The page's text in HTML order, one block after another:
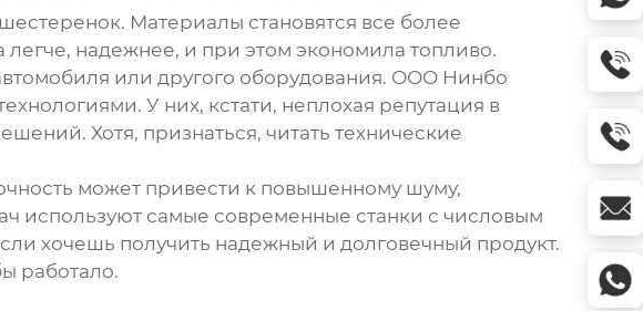
Материалы становятся все более
надежнее, и при этом экономила топливо.
или другого оборудования. ООО Нинбо
У них, кстати, неплохая репутация в
Хотя, признаться, читать технические
может привести к повышенному шуму,
используют самые современные станки с числовым
хочешь получить надежный и долговечный продукт.
работало.